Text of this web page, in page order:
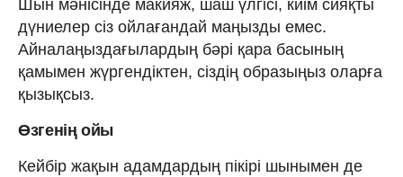
Шын мәнісінде макияж, шаш үлгісі, киім сияқты
дүниелер сіз ойлағандай маңызды емес.
Айналаңыздағылардың бәрі қара басының
қамымен жүргендіктен, сіздің образыңыз оларға
қызықсыз.
Өзгенің ойы
Кейбір жақын адамдардың пікірі шынымен де